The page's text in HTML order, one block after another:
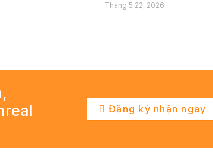
Tháng 5 22, 2026
Đăng ký nhận ngay